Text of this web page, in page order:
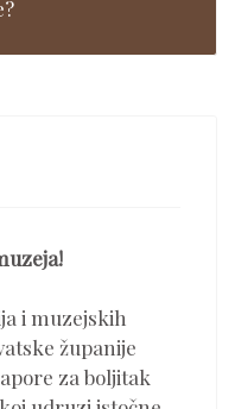
i muzejskih
županije
za boljitak